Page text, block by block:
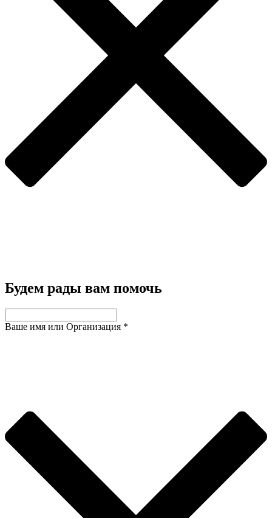
Будем рады вам помочь
Ваше имя или Организация *